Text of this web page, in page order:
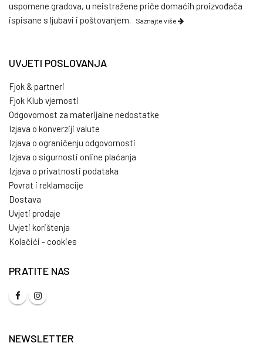
uspomene gradova, u neistražene priče domaćih proizvođača
ispisane s ljubavi i poštovanjem.
Saznajte više
UVJETI POSLOVANJA
Fjok & partneri
Fjok Klub vjernosti
Odgovornost za materijalne nedostatke
Izjava o konverziji valute
Izjava o ograničenju odgovornosti
Izjava o sigurnosti online plaćanja
Izjava o privatnosti podataka
Povrat i reklamacije
Dostava
Uvjeti prodaje
Uvjeti korištenja
Kolačići - cookies
PRATITE NAS
NEWSLETTER